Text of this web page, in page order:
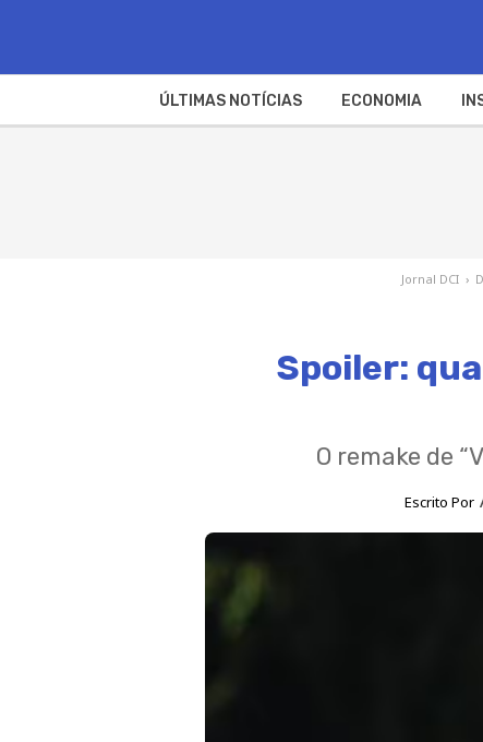
ÚLTIMAS NOTÍCIAS ECONOMIA
Jornal DCI ›
Spoiler:
​O remake de
Escrito Por